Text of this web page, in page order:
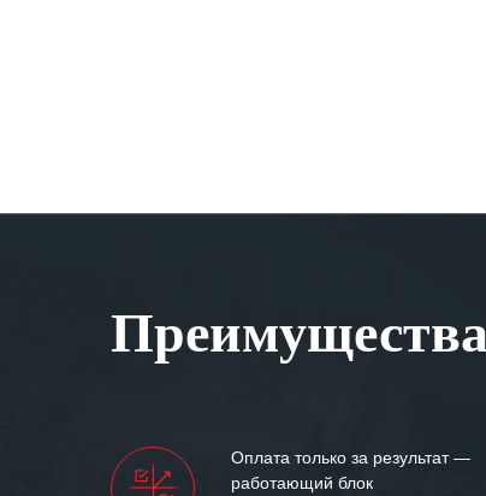
Оплата только за результат —
работающий блок